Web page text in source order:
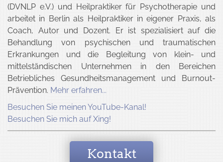
(DVNLP e.V.) und Heilpraktiker für Psychotherapie und
arbeitet in Berlinals Heilpraktiker in eigener Praxis, als
Coach, Autor und Dozent. Er ist spezialisiert auf die
Behandlung von psychischen und traumatischen
Erkrankungen und die Begleitung von klein- und
mittelständischen Unternehmen in den Bereichen
Betriebliches Gesundheitsmanagement und Burnout-
Prävention. Mehr erfahren...
Besuchen Sie meinen YouTube-Kanal!
Besuchen Sie mich auf Xing!
Kontakt